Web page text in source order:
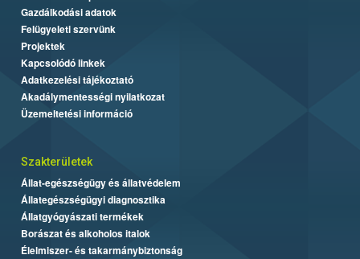
Gazdálkodási adatok
Felügyeleti szervünk
Projektek
Kapcsolódó linkek
Adatkezelési tájékoztató
Akadálymentességi nyilatkozat
Üzemeltetési információ
Szakterületek
Állat-egészségügy és állatvédelem
Állategészségügyi diagnosztika
Állatgyógyászati termékek
Borászat és alkoholos italok
Élelmiszer- és takarmánybiztonság